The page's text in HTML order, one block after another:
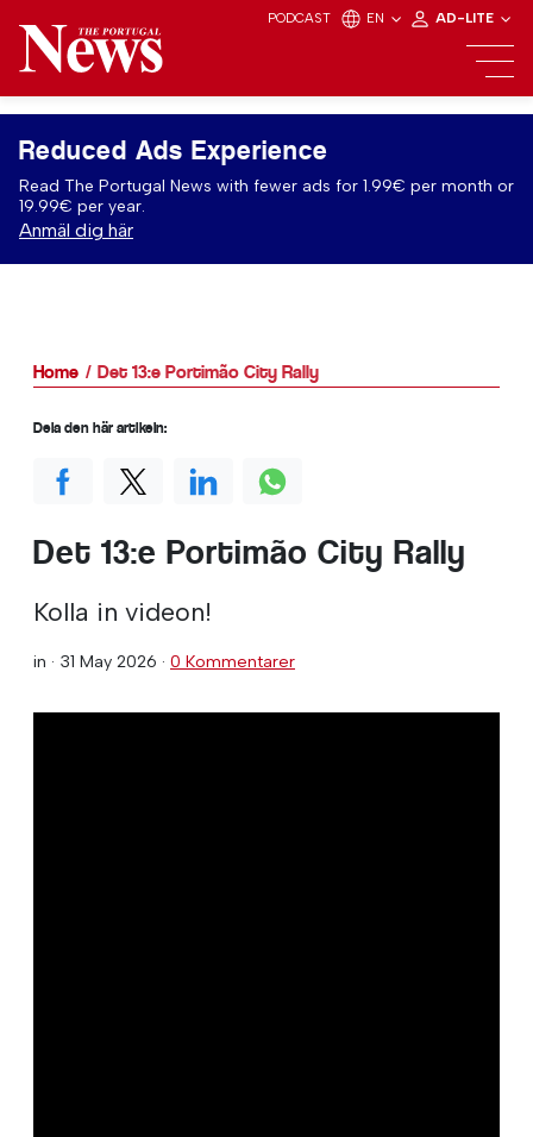
PODCAST EN AD-LITE
Reduced Ads Experience
Read The Portugal News with fewer ads for 1.99€ per month or
19.99€ per year.
Anmäl dig här
Home Det 13:e Portimão City Rally
Det 13:e Portimão City Rally
Kolla in videon!
in · 31 May 2026 · 0 Kommentarer
Dela den här artikeln: